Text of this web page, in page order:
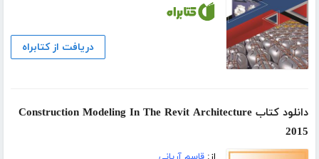
دریافت از کتابراه
دانلود کتاب Construction Modeling In The Revit Architecture
2015